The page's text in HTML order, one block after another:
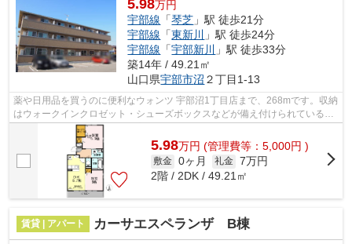
5.98万円
宇部線 「琴芝 」駅 徒歩21分
宇部線 「東新川
」駅 徒歩24分
宇部線 「宇部新川
」駅 徒歩33分
築14年 / 49.21㎡
山口県宇部市沼 ２丁目1-13
薬や日用品を買うのに便利なウォンツ 宇部沼1丁目店まで、268mです。収納
はウォークインクロゼット・シューズボックスなどが備え付けられているの
で、衣類や日用品の収納に重宝します...
5.98万円 (管理費等：5,000円 )
敷金 0ヶ月 礼金 7万円
2階 / 2DK / 49.21㎡
賃貸 | アパート カーサエスペランザ B棟